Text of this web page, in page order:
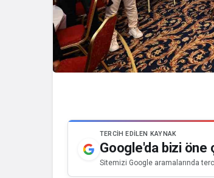
TERCIH EDILEN KAYNAK
Google'da bizi öne
Sitemizi Google aramalarında